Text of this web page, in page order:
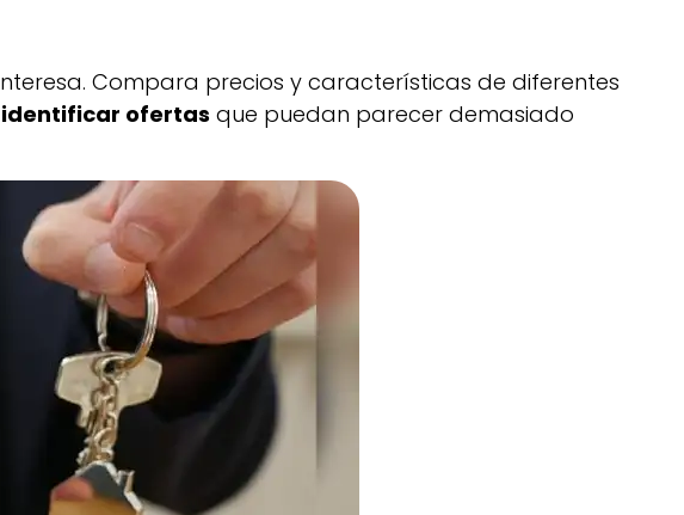
Compara precios y características de diferentes
identificar ofertas que puedan parecer demasiado